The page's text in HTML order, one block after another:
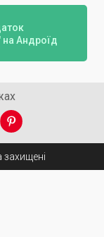
на Андроїд